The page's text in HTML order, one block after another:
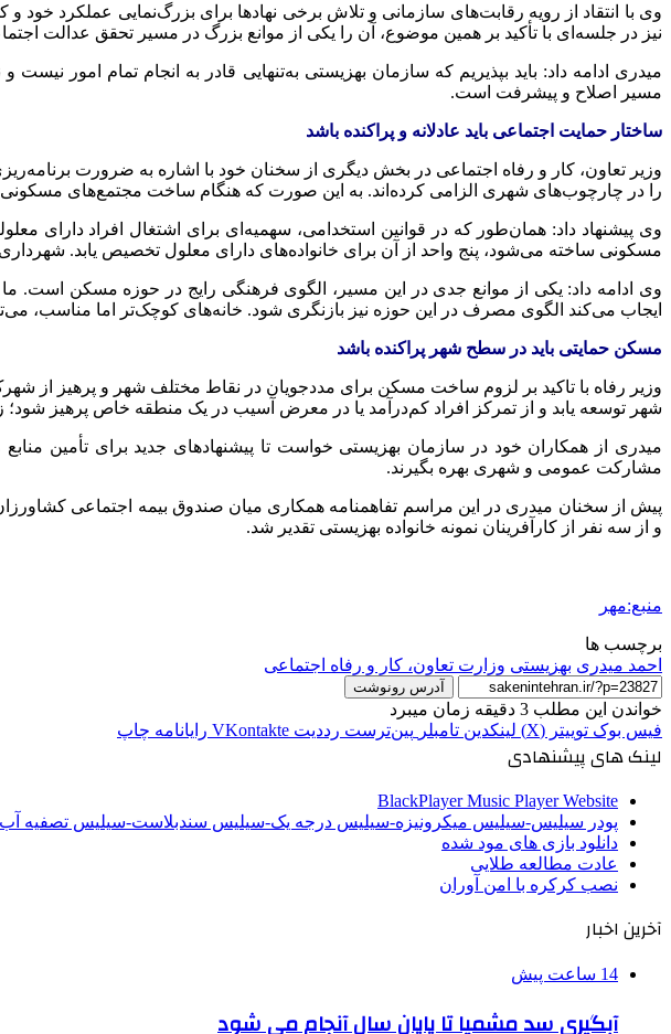
وی با انتقاد از رویه رقابت‌های سازمانی و تلاش برخی نهادها برای بزرگ‌نمایی عملکرد
نیز در جلسه‌ای با تأکید بر همین موضوع، آن را یکی از موانع بزرگ در مسیر تحقق عدالت
میدری ادامه داد: باید بپذیریم که سازمان بهزیستی به‌تنهایی قادر به انجام تمام امور
مسیر اصلاح و پیشرفت است.
ساختار حمایت اجتماعی باید عادلانه و پراکنده باشد
وزیر تعاون، کار و رفاه اجتماعی در بخش دیگری از سخنان خود با اشاره به ضرورت
را در چارچوب‌های شهری الزامی کرده‌اند. به این صورت که هنگام ساخت مجتمع‌های
وی پیشنهاد داد: همان‌طور که در قوانین استخدامی، سهمیه‌ای برای اشتغال افراد دارای
مسکونی ساخته می‌شود، پنج واحد از آن برای خانواده‌های دارای معلول تخصیص یابد.
وی ادامه داد: یکی از موانع جدی در این مسیر، الگوی فرهنگی رایج در حوزه مسکن است. ما
ایجاب می‌کند الگوی مصرف در این حوزه نیز بازنگری شود. خانه‌های کوچک‌تر اما مناسب،
مسکن حمایتی باید در سطح شهر پراکنده باشد
وزیر رفاه با تاکید بر لزوم ساخت مسکن برای مددجویان در نقاط مختلف شهر و پرهیز از
شهر توسعه یابد و از تمرکز افراد کم‌درآمد یا در معرض آسیب در یک منطقه خاص پرهیز شود؛
میدری از همکاران خود در سازمان بهزیستی خواست تا پیشنهادهای جدید برای تأمین
مشارکت عمومی و شهری بهره بگیرند.
پیش از سخنان میدری در این مراسم تفاهمنامه
و از سه نفر از کارآفرینان نمونه خانواده بهزیستی تقدیر شد.
منبع:مهر
برچسب ها
احمد میدری بهزیستی وزارت تعاون، کار و رفاه اجتماعی
آدرس رونوشت
خواندن این مطلب 3 دقیقه زمان میبرد
فیس بوک توییتر (X) لینکدین ‫تامبلر ‫پین‌ترست ‫رددیت ‫VKontakte رایانامه چاپ
لینک های پیشنهادی
BlackPlayer Music Player Website
پودر سیلیس-سیلیس میکرونیزه-سیلیس درجه یک-سیلیس سندبلاست-سیلیس
دانلود بازی های مود شده
عادت مطالعه طلایی
نصب کرکره با امن آوران
آخرین اخبار
14 ساعت پیش
آبگیری سد مشمپا تا پایان سال آنجام می شود